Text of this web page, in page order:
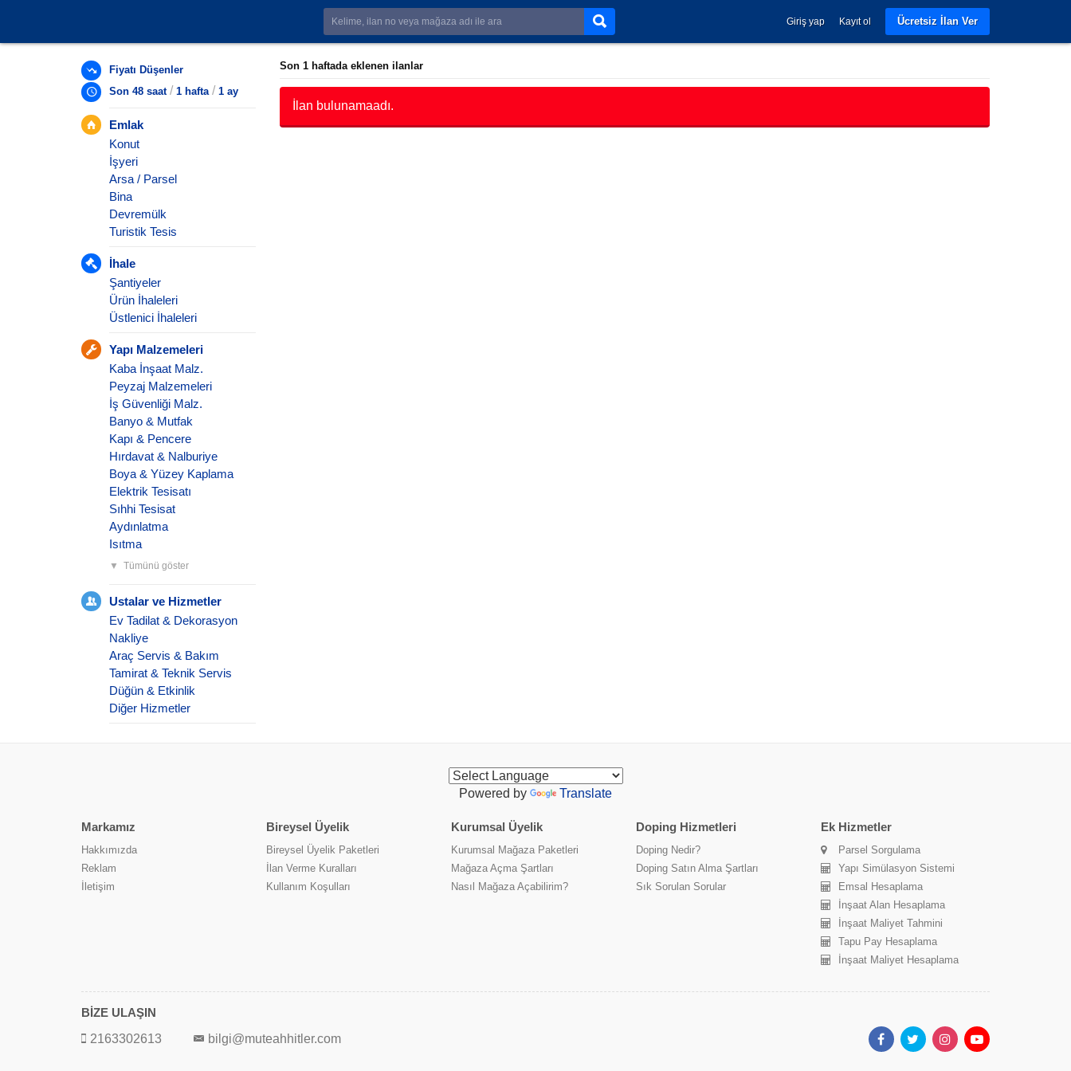
Giriş yap Kayıt ol Ücretsiz İlan Ver
Fiyatı Düşenler
Son 48 saat/ 1 hafta / 1 ay
Emlak
Konut
İşyeri
Arsa / Parsel
Bina
Devremülk
Turistik Tesis
İhale
Şantiyeler
Ürün İhaleleri
Üstlenici İhaleleri
Yapı Malzemeleri
Kaba İnşaat Malz.
Peyzaj Malzemeleri
İş Güvenliği Malz.
Banyo & Mutfak
Kapı & Pencere
Hırdavat & Nalburiye
Boya & Yüzey Kaplama
Elektrik Tesisatı
Sıhhi Tesisat
Aydınlatma
Isıtma
Tümünü göster
Ustalar ve Hizmetler
Ev Tadilat & Dekorasyon
Nakliye
Araç Servis & Bakım
Tamirat & Teknik Servis
Düğün & Etkinlik
Diğer Hizmetler
Son 1 haftada eklenen ilanlar
İlan bulunamaadı.
Powered by Translate
Markamız
Hakkımızda
Reklam
İletişim
Bireysel Üyelik
Bireysel Üyelik Paketleri
İlan Verme Kuralları
Kullanım Koşulları
Kurumsal Üyelik
Kurumsal Mağaza Paketleri
Mağaza Açma Şartları
Nasıl Mağaza Açabilirim?
Doping Hizmetleri
Doping Nedir?
Doping Satın Alma Şartları
Sık Sorulan Sorular
Ek Hizmetler
Parsel Sorgulama
Yapı Simülasyon Sistemi
Emsal Hesaplama
İnşaat Alan Hesaplama
İnşaat Maliyet Tahmini
Tapu Pay Hesaplama
İnşaat Maliyet Hesaplama
BİZE ULAŞIN
2163302613
bilgi@muteahhitler.com